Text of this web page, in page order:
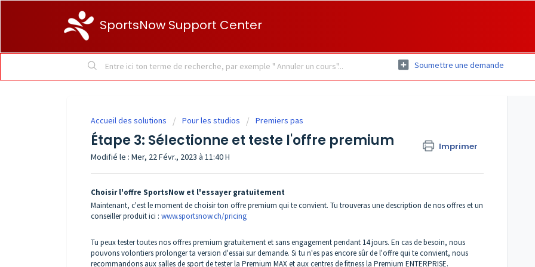
SportsNow Support Center
Soumettre une demande
Accueil des solutions Pour les studios Premiers pas
Étape 3: Sélectionne et teste l'offre premium Imprimer
Modifié le : Mer, 22 Févr., 2023 à 11:40 H
Choisir l'offre SportsNow et l'essayer gratuitement
Maintenant, c'est le moment de choisir ton offre premium qui te convient. Tu trouveras une description de nos offres et un
conseiller produit ici : www.sportsnow.ch/pricing
Tu peux tester toutes nos offres premium gratuitement et sans engagement pendant 14 jours. En cas de besoin, nous
pouvons volontiers prolonger ta version d'essai sur demande. Si tu n'es pas encore sûr de l'offre qui te convient, nous
recommandons aux salles de sport de tester la Premium MAX et aux centres de fitness la Premium ENTERPRISE.